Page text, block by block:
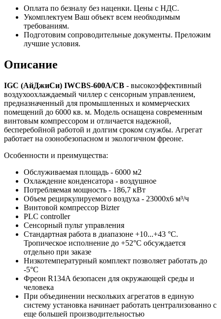
Оплата по безналу без наценки. Цены с НДС.
Укомплектуем Ваш объект всем необходимым
требованиям.
Подготовим сопроводительные документы. Преложим
лучшие условия.
Описание
IGC (АйДжиСи) IWCBS-600A/CB - высокоэффективный
воздухоохлаждаемый чиллер с сенсорным управлением,
предназначенный для промышленных и коммерческих
помещений до 6000 кв. м. Модель оснащена современным
винтовым компрессором и отличается надежной,
бесперебойной работой и долгим сроком службы. Агрегат
работает на озонобезопасном и экологичном фреоне.
Особенности и преимущества:
Обслуживаемая площадь - 6000 м2
Охлаждение конденсатора - воздушное
Потребляемая мощность - 186,7 кВт
Объем рециркулируемого воздуха - 23000х6 м³/ч
Винтовой компрессор Bizter
PLC controller
Сенсорный пульт управления
Стандартная работа в диапазоне +10...+43 °C.
Тропическое исполнение до +52°C обсуждается
отдельно при заказе
Низкотемпературный комплект позволяет работать до
-5°C
Фреон R134A безопасен для окружающей среды и
человека
При объединении нескольких агрегатов в единую
систему установка начинает работать централизованно с
еще большей производительностью